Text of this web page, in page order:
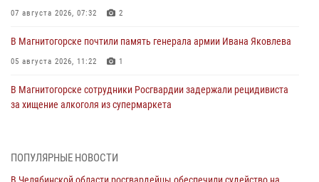
07 августа 2026, 07:32 2
В Магнитогорске почтили память генерала армии Ивана Яковлева
05 августа 2026, 11:22 1
В Магнитогорске сотрудники Росгвардии задержали рецидивиста
за хищение алкоголя из супермаркета
На Южном Урале спецназ Росгвардии провел военно-полевые
ПОПУЛЯРНЫЕ НОВОСТИ